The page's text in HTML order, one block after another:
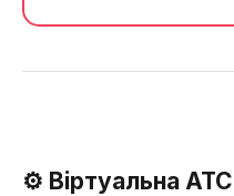
⚙️ Віртуальна